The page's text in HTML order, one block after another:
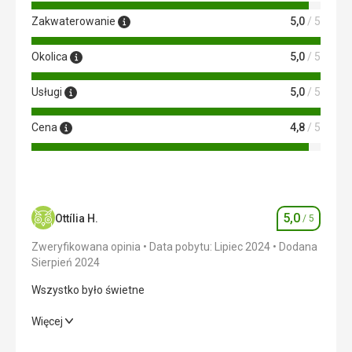
Zakwaterowanie 5,0 / 5
Okolica 5,0 / 5
Usługi 5,0 / 5
Cena 4,8 / 5
Ottília H. Ocena
5,0 / 5
Zweryfikowana opinia Data pobytu: Lipiec 2024
Dodana
Sierpień 2024
Wszystko było świetne
Wszystko było świetne
Więcej